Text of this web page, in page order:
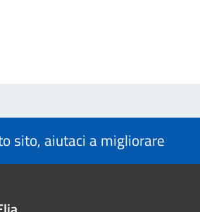
sito, aiutaci a migliorare